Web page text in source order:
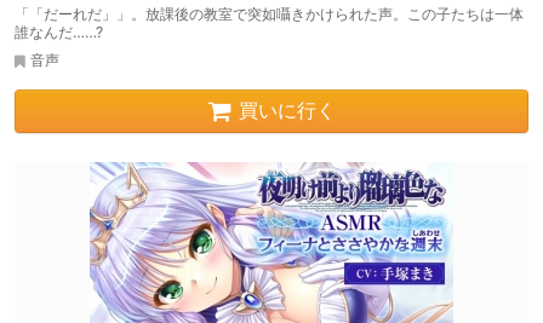
「「だーれだ」」。放課後の教室で突如囁きかけられた声。この子たちは一体
誰なんだ……?
音声
買いに行く